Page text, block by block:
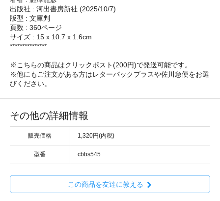
出版社 : 河出書房新社 (2025/10/7)
版型 : 文庫判
頁数 : 360ページ
サイズ : 15 x 10.7 x 1.6cm
***************
※こちらの商品はクリックポスト(200円)で発送可能です。
※他にもご注文がある方はレターパックプラスや佐川急便をお選
びください。
その他の詳細情報
販売価格 1,320円(内税)
型番 cbbs545
この商品を友達に教える